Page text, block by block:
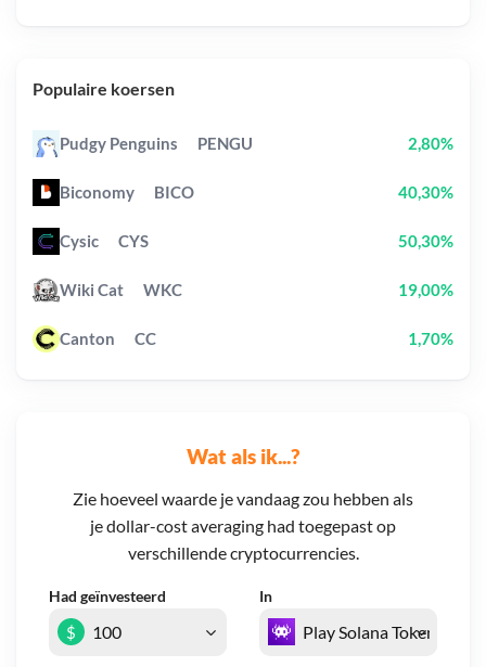
Wat als ik...?
Zie hoeveel waarde je vandaag zou hebben als
je dollar-cost averaging had toegepast op
verschillende cryptocurrencies.
Had geïnvesteerd In
$
Populaire koersen
Pudgy Penguins PENGU 2,80%
Biconomy BICO 40,30%
Cysic CYS 50,30%
Wiki Cat WKC 19,00%
Canton CC 1,70%